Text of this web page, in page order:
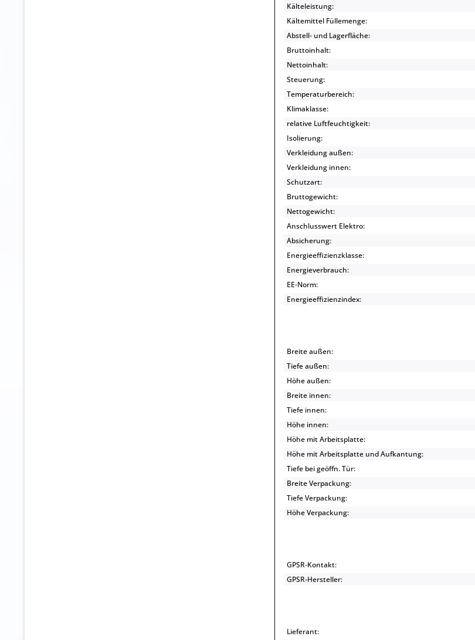
Kälteleistung:
Kältemittel Füllemenge:
Abstell- und Lagerfläche:
Bruttoinhalt:
Nettoinhalt:
Steuerung:
Temperaturbereich:
Klimaklasse:
relative Luftfeuchtigkeit:
Isolierung:
Verkleidung außen:
Verkleidung innen:
Schutzart:
Bruttogewicht:
Nettogewicht:
Anschlusswert Elektro:
Absicherung:
Energieeffizienzklasse:
Energieverbrauch:
EE-Norm:
Energieeffizienzindex:
Breite außen:
Tiefe außen:
Höhe außen:
Breite innen:
Tiefe innen:
Höhe innen:
Höhe mit Arbeitsplatte:
Höhe mit Arbeitsplatte und Aufkantung:
Tiefe bei geöffn. Tür:
Breite Verpackung:
Tiefe Verpackung:
Höhe Verpackung:
GPSR-Kontakt:
GPSR-Hersteller:
Lieferant: